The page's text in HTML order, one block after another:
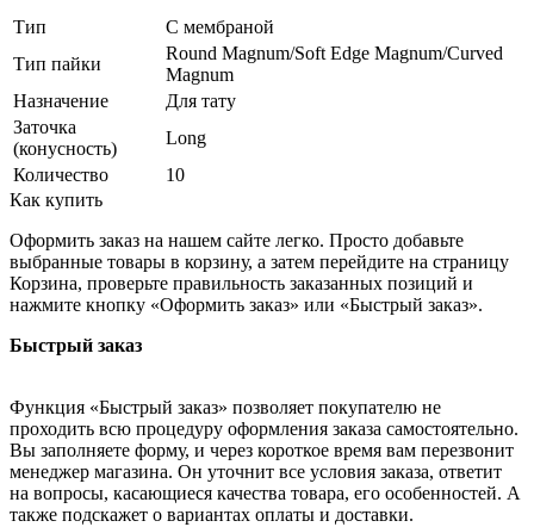
Тип
С мембраной
Тип пайки
Round Magnum/Soft Edge Magnum/Curved
Magnum
Назначение
Для тату
Заточка
(конусность)
Long
Количество
10
Как купить
Оформить заказ на нашем сайте легко. Просто добавьте
выбранные товары в корзину, а затем перейдите на страницу
Корзина, проверьте правильность заказанных позиций и
нажмите кнопку «Оформить заказ» или «Быстрый заказ».
Быстрый заказ
Функция «Быстрый заказ» позволяет покупателю не
проходить всю процедуру оформления заказа самостоятельно.
Вы заполняете форму, и через короткое время вам перезвонит
менеджер магазина. Он уточнит все условия заказа, ответит
на вопросы, касающиеся качества товара, его особенностей. А
также подскажет о вариантах оплаты и доставки.